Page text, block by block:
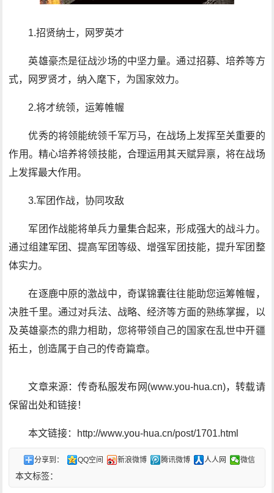
1.招贤纳士，网罗英才
英雄豪杰是征战沙场的中坚力量。通过招募、培养等方
式，网罗贤才，纳入麾下，为国家效力。
2.将才统领，运筹帷幄
优秀的将领能统领千军万马，在战场上发挥至关重要的
作用。精心培养将领技能，合理运用其天赋异禀，将在战场
上发挥最大作用。
3.军团作战，协同攻敌
军团作战能将单兵力量集合起来，形成强大的战斗力。
通过组建军团、提高军团等级、增强军团技能，提升军团整
体实力。
在逐鹿中原的激战中，奇谋锦囊往往能助您运筹帷幄，
决胜千里。通过对兵法、战略、经济等方面的熟练掌握，以
及英雄豪杰的鼎力相助，您将带领自己的国家在乱世中开疆
拓土，创造属于自己的传奇篇章。
文章来源：传奇私服发布网(www.you-hua.cn)，转载请
保留出处和链接！
本文链接：http://www.you-hua.cn/post/1701.html
分享到： QQ空间 新浪微博 腾讯微博 人人网 微信
本文标签：